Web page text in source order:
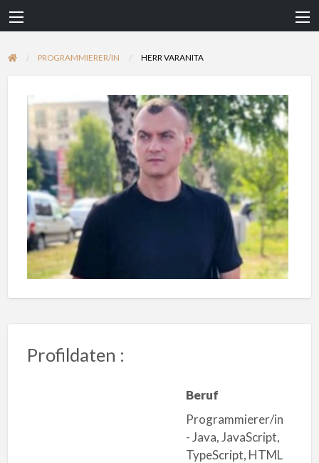
PROGRAMMIERER/IN HERR VARANITA
Profildaten :
Beruf
Programmierer/in
- Java, JavaScript,
TypeScript, HTML